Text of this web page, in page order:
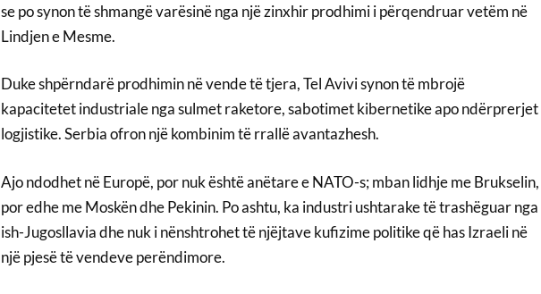
se po synon të shmangë varësinë nga një zinxhir prodhimi i përqendruar vetëm në
Lindjen e Mesme.
Duke shpërndarë prodhimin në vende të tjera, Tel Avivi synon të mbrojë
kapacitetet industriale nga sulmet raketore, sabotimet kibernetike apo ndërprerjet
logjistike. Serbia ofron një kombinim të rrallë avantazhesh.
Ajo ndodhet në Europë, por nuk është anëtare e NATO-s; mban lidhje me Brukselin,
por edhe me Moskën dhe Pekinin. Po ashtu, ka industri ushtarake të trashëguar nga
ish-Jugosllavia dhe nuk i nënshtrohet të njëjtave kufizime politike që has Izraeli në
një pjesë të vendeve perëndimore.